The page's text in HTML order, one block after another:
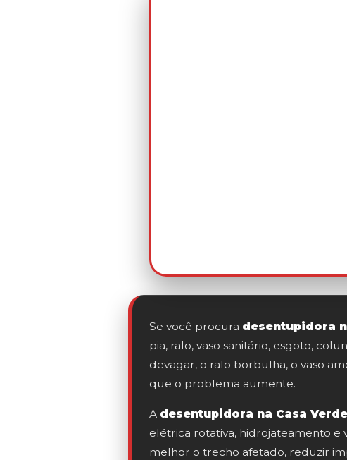
Se você procura desentupidora
pia, ralo, vaso sanitário, esgoto,
devagar, o ralo borbulha, o vaso
que o problema aumente.
A desentupidora na Casa Verde
elétrica rotativa, hidrojateamento e
melhor o trecho afetado, reduzir